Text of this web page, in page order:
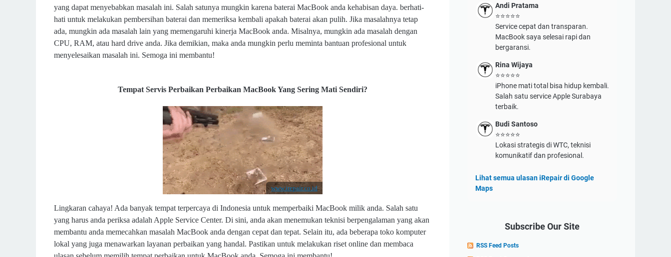
yang dapat menyebabkan masalah ini. Salah satunya mungkin karena baterai MacBook anda kehabisan daya. berhati-
hati untuk melakukan pembersihan baterai dan memeriksa kembali apakah baterai akan pulih. Jika masalahnya tetap
ada, mungkin ada masalah lain yang memengaruhi kinerja MacBook anda. Misalnya, mungkin ada masalah dengan
CPU, RAM, atau hard drive anda. Jika demikian, maka anda mungkin perlu meminta bantuan profesional untuk
menyelesaikan masalah ini. Semoga ini membantu!
Tempat Servis Perbaikan Perbaikan MacBook Yang Sering Mati Sendiri?
www.irepair.co.id
Lingkaran cahaya! Ada banyak tempat terpercaya di Indonesia untuk memperbaiki MacBook milik anda. Salah satu
yang harus anda periksa adalah Apple Service Center. Di sini, anda akan menemukan teknisi berpengalaman yang akan
membantu anda memecahkan masalah MacBook anda dengan cepat dan tepat. Selain itu, ada beberapa toko komputer
lokal yang juga menawarkan layanan perbaikan yang handal. Pastikan untuk melakukan riset online dan membaca
Andi Pratama
⭐⭐⭐⭐⭐
Service cepat dan transparan.
MacBook saya selesai rapi dan
bergaransi.
Rina Wijaya
⭐⭐⭐⭐⭐
iPhone mati total bisa hidup kembali.
Salah satu service Apple Surabaya
terbaik.
Budi Santoso
⭐⭐⭐⭐⭐
Lokasi strategis di WTC, teknisi
komunikatif dan profesional.
Lihat semua ulasan iRepair di Google
Maps
Subscribe Our Site
RSS Feed Posts